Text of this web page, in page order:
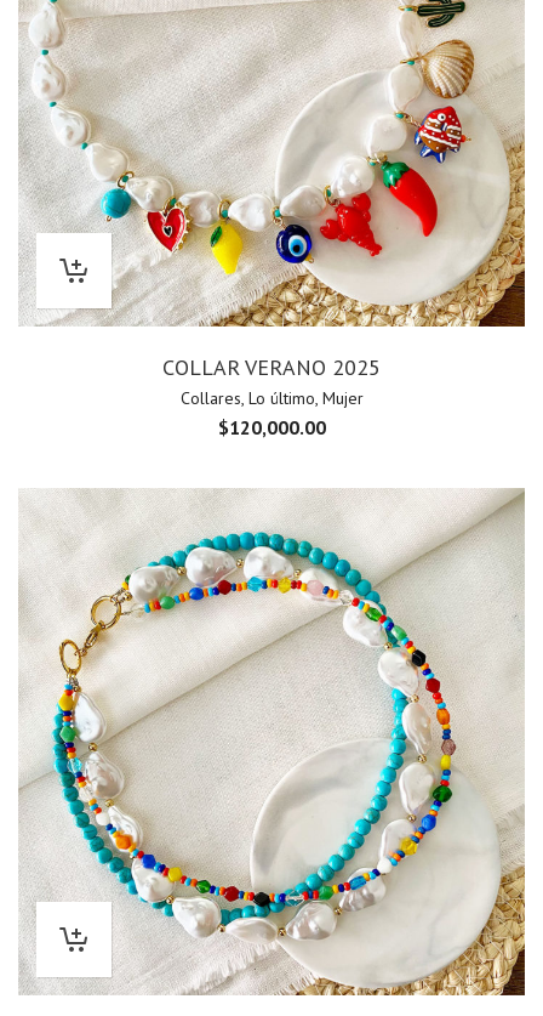
COLLAR VERANO 2025
Collares, Lo último, Mujer
$120,000.00